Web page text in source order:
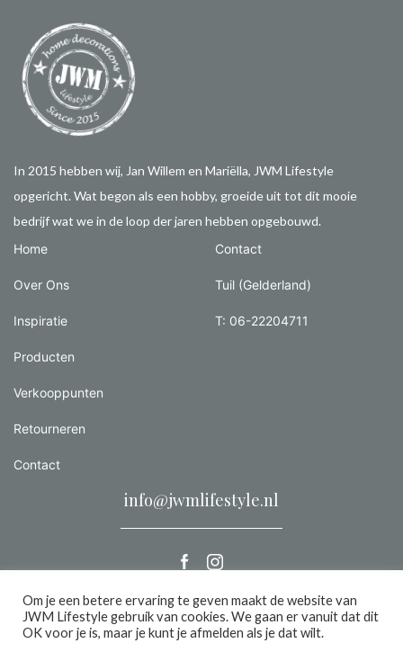
In 2015 hebben wij, Jan Willem en Mariëlla, JWM Lifestyle
opgericht. Wat begon als een hobby, groeide uit tot dit mooie
bedrijf wat we in de loop der jaren hebben opgebouwd.
Home
Over Ons
Inspiratie
Producten
Verkooppunten
Retourneren
Contact
Contact
Tuil (Gelderland)
T: 06-22204711
info@jwmlifestyle.nl
Alle rechten voorbehouden 2026 |Privacy
Om je een betere ervaring te geven maakt de website van
JWM Lifestyle gebruik van cookies. We gaan er vanuit dat dit
OK voor je is, maar je kunt je afmelden als je dat wilt.